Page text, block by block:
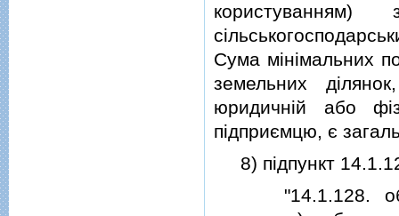
Сума мiнiмальних
земельних
юридичнiй або
пiдприємцю, є
8) пiдпункт
"14.1.128. обсяг